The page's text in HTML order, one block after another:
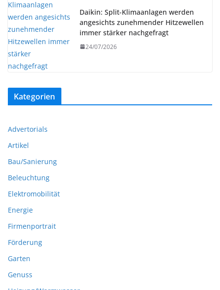
Daikin: Split-Klimaanlagen werden
angesichts zunehmender Hitzewellen
immer stärker nachgefragt
24/07/2026
Kategorien
Advertorials
Artikel
Bau/Sanierung
Beleuchtung
Elektromobilität
Energie
Firmenportrait
Förderung
Garten
Genuss